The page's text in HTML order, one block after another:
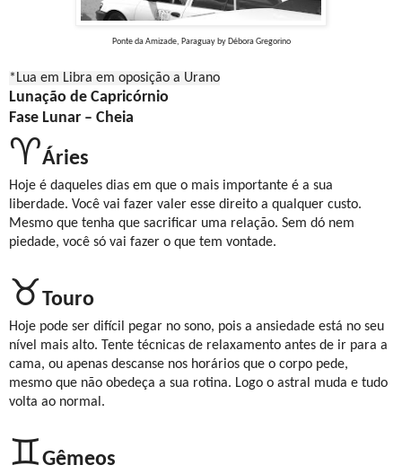
Ponte da Amizade, Paraguay by Débora Gregorino
*Lua em Libra em oposição a Urano
Lunação de Capricórnio
Fase Lunar – Cheia
♈Áries
Hoje é daqueles dias em que o mais importante é a sua
liberdade. Você vai fazer valer esse direito a qualquer custo.
Mesmo que tenha que sacrificar uma relação. Sem dó nem
piedade, você só vai fazer o que tem vontade.
♉Touro
Hoje pode ser difícil pegar no sono, pois a ansiedade está no seu
nível mais alto. Tente técnicas de relaxamento antes de ir para a
cama, ou apenas descanse nos horários que o corpo pede,
mesmo que não obedeça a sua rotina. Logo o astral muda e tudo
volta ao normal.
♊Gêmeos